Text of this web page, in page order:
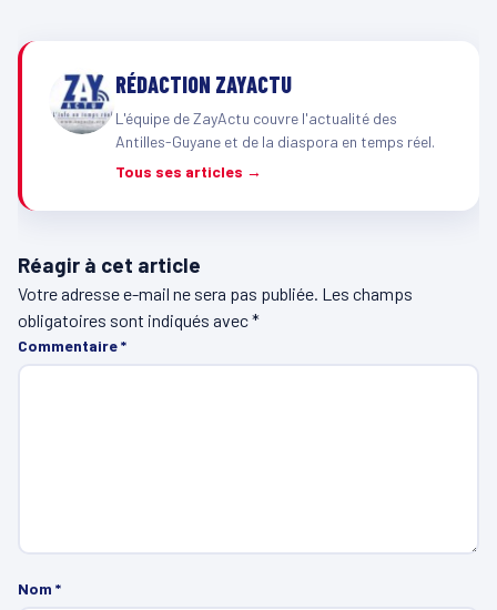
RÉDACTION ZAYACTU
L'équipe de ZayActu couvre l'actualité des
Antilles-Guyane et de la diaspora en temps réel.
Tous ses articles →
Réagir à cet article
Votre adresse e-mail ne sera pas publiée. Les champs
obligatoires sont indiqués avec*
Commentaire*
Nom *